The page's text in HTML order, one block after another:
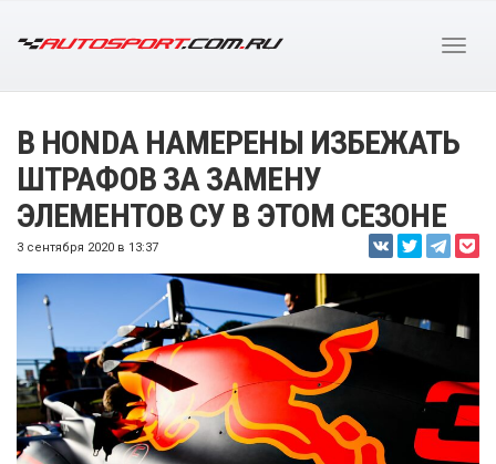
В HONDA НАМЕРЕНЫ ИЗБЕЖАТЬ
ШТРАФОВ ЗА ЗАМЕНУ
ЭЛЕМЕНТОВ СУ В ЭТОМ СЕЗОНЕ
3 сентября 2020 в 13:37